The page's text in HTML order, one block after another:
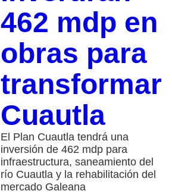
462 mdp en
obras para
transformar
Cuautla
El Plan Cuautla tendrá una
inversión de 462 mdp para
infraestructura, saneamiento del
río Cuautla y la rehabilitación del
mercado Galeana